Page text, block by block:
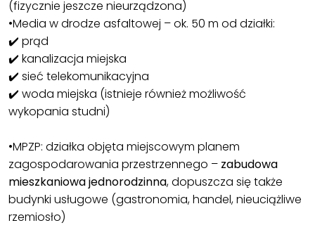
(fizycznie jeszcze nieurządzona)
•Media w drodze asfaltowej – ok. 50 m od działki:
✔️ prąd
✔️ kanalizacja miejska
✔️ sieć telekomunikacyjna
✔️ woda miejska (istnieje również możliwość
wykopania studni)
•MPZP: działka objęta miejscowym planem
zagospodarowania przestrzennego – zabudowa
mieszkaniowa jednorodzinna, dopuszcza się także
budynki usługowe (gastronomia, handel, nieuciążliwe
rzemiosło)